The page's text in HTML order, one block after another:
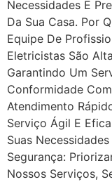
Necessidades E
Da Sua Casa. Por
Equipe De
Eletricistas São
Garantindo Um
Conformidade
Atendimento
Serviço Ágil E
Suas
Segurança:
Nossos Serviços,